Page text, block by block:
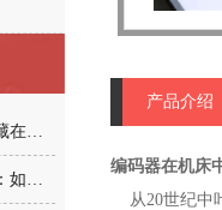
数控主轴编码器GS04A——藏在机床里的“速度与位置管家”
磁环形编码器的抗干扰设计：如何应对强磁场、油污与振动挑战？
产品介绍
编码器在机床
从20世纪中